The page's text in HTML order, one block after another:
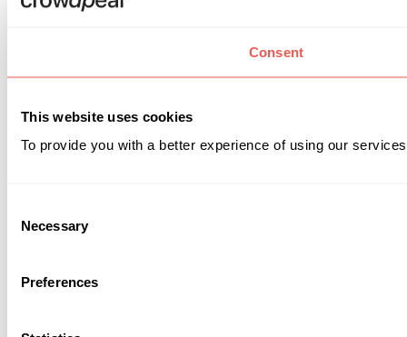
Consent
This website uses cookies
To provide you with a better experience of using our
Selection
Necessary
Preferences